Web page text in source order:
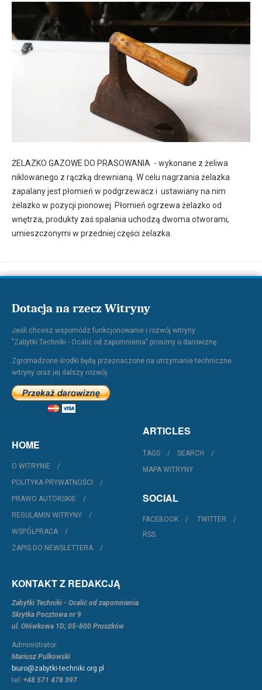
ŻELAZKO GAZOWE DO PRASOWANIA - wykonane z żeliwa
niklowanego z rączką drewnianą. W celu nagrzania żelazka
zapalany jest płomień w podgrzewacz i ustawiany na nim
żelazko w pozycji pionowej. Płomień ogrzewa żelazko od
wnętrza, produkty zaś spalania uchodzą dwoma otworami,
umieszczonymi w przedniej części żelazka.
Dotacja na rzecz Witryny
Jeśli chcesz wspomódz funkcjonowanie i rozwój witryny
"Zabytki Techniki - Ocalić od zapomnienia" prosimy o darowiznę.
Zgromadzone środki będą przeznaczone na utrzymanie techniczne
witryny oraz jej dalszy rozwój.
HOME
O WITRYNIE
POLITYKA PRYWATNOŚCI
PRAWO AUTORSKIE
REGULAMIN WITRYNY
WSPÓŁPRACA
ZAPIS DO NEWSLETTERA
ARTICLES
TAGS
SEARCH
MAPA WITRYNY
SOCIAL
FACEBOOK
TWITTER
RSS
KONTAKT Z REDAKCJĄ
Zabytki Techniki - Ocalić od zapomnienia
Skrytka Pocztowa nr 9
ul. Ołówkowa 1D; 05-800 Pruszków
Administrator:
Mariusz Pulkowski
biuro@zabytki-techniki.org.pl
tel: +48 571 478 397